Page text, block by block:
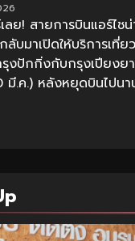
เลย! สายการบินแอร์ไช
ลับมาเปิดให้บริการเที่ย
รุงปักกิ่งกับกรุงเปียงย
มี.ค.) หลังหยุดบินไปนา